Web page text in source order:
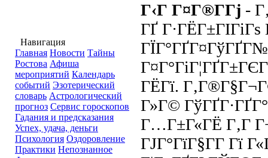
Навигация
Главная Новости Тайны
Ростова Афиша
мероприятий Календарь
событий Эзотерический
словарь Астрологический
прогноз Сервис гороскопов
Гадания и предсказания
Успех, удача, деньги
Психология Оздоровление
Практики Непознанное
Г‹Г Г¤Г®Г­Гј -
ГҐ
ГЁГї.
Г»Г©
Г…Г±Г«ГЁ Г‚Г
ГЈГ°ГїГ§Г­Г Гї